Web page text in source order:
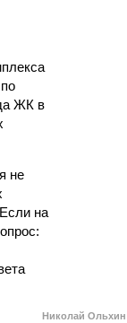
ЖК в
не
на
Николай Ольхин